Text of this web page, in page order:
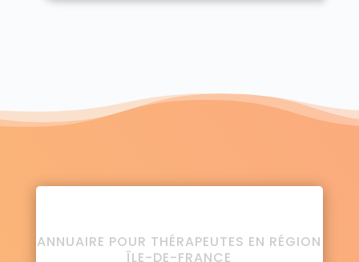
ANNUAIRE POUR THÉRAPEUTES EN RÉGION
ÎLE-DE-FRANCE